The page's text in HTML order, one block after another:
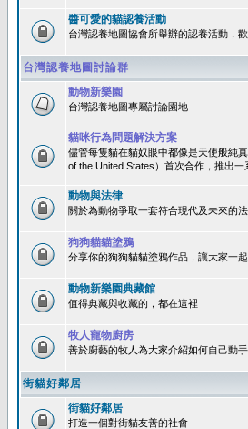
醬可愛的貓認養活動
台灣認養地圖協會所舉辦的認養活動，
台灣認養地圖討論群
動物新樂園
台灣認養地圖專屬討論園地
貓咪行為問題解決方案
儘管每隻貓在貓奴眼中都像是天使般純
of the United States）首次合作，推出
動物與法律
關於為動物爭取一套符合現代及未來的
狗狗貓貓塗鴉
分享你的狗狗貓貓塗鴉作品，讓大家一
動物新樂園典藏館
值得典藏與收藏的，都在這裡
牧人寵物廚房
善於廚藝的牧人為大家介紹如何自己動
街貓好鄰居
街貓好鄰居
打造一個對街貓友善的社會